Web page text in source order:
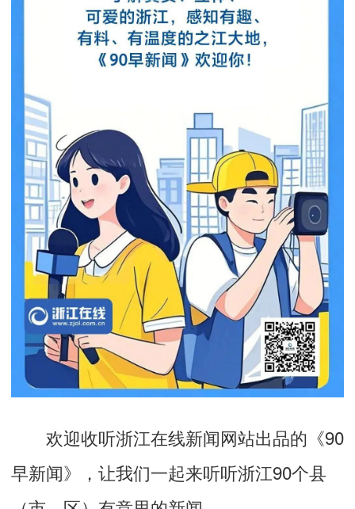
欢迎收听浙江在线新闻网站出品的《90
早新闻》，让我们一起来听听浙江90个县